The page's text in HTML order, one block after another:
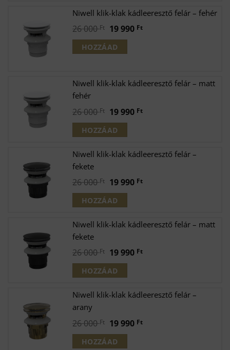
Niwell klik-klak kádleeresztő felár – fehér
26 000Ft Original
price
was:
000 Ft.
19 990 FtCurrent
990 Ft.
HOZZÁAD
Niwell klik-klak kádleeresztő felár – matt
fehér
26 000Ft Original
price
was:
26
19 990 FtCurrent
19
HOZZÁAD
Niwell klik-klak kádleeresztő felár –
fekete
26 000Ft Original
price
was:
26
19 990 FtCurrent
19
HOZZÁAD
Niwell klik-klak kádleeresztő felár – matt
fekete
26 000Ft Original
price
was:
26
19 990 FtCurrent
19
HOZZÁAD
Niwell klik-klak kádleeresztő felár –
arany
26 000Ft Original
price
19 990 FtCurrent
HOZZÁAD